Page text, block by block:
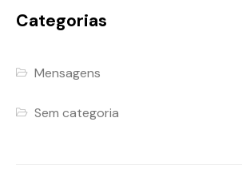
Categorias
Mensagens
Sem categoria